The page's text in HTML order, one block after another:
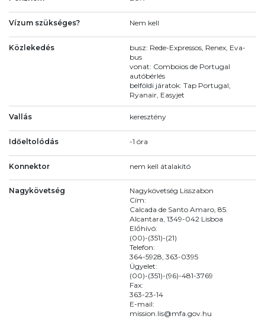
Vízum szükséges? Nem kell
Közlekedés
busz: Rede-Expressos, Renex, Eva-
bus
vonat: Comboios de Portugal
autóbérlés
belföldi járatok: Tap Portugal,
Ryanair, Easyjet
Vallás keresztény
Időeltolódás -1 óra
Konnektor nem kell átalakító
Nagykövetség
Nagykövetség Lisszabon
Cím:
Calcada de Santo Amaro, 85.
Alcantara, 1349-042 Lisboa
Előhívó:
(00)-(351)-(21)
Telefon:
364-5928, 363-0395
Ügyelet:
(00)-(351)-(96)-481-3769
Fax:
363-23-14
E-mail:
mission.lis@mfa.gov.hu